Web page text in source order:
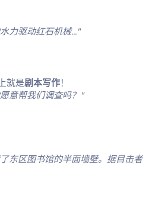
力驱动红石机械..."
就是剧本写作！
意帮我们调查吗？"
东区图书馆的半面墙壁。据目击者